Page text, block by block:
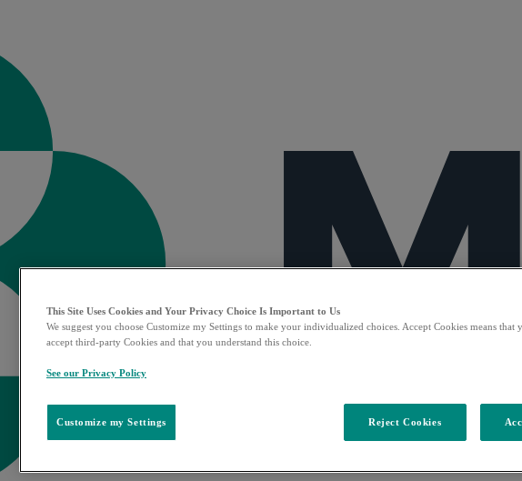
This Site Uses Cookies and Your Privacy Choice Is Important to Us
We suggest you choose Customize my Settings to make your individualized choices. Accept Cookies means that
accept third-party Cookies and that you understand this choice.
See our Privacy Policy
Customize my Settings Reject Cookies